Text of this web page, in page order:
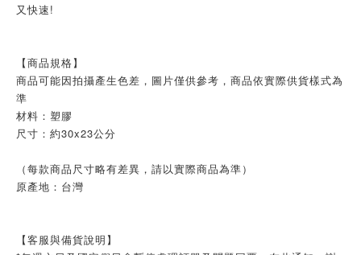
又快速!
【商品規格】
商品可能因拍攝產生色差，圖片僅供參考，商品依實際供貨樣式為
準
材料：塑膠
尺寸：約30x23公分
（每款商品尺寸略有差異，請以實際商品為準）
原產地：台灣
【客服與備貨說明】